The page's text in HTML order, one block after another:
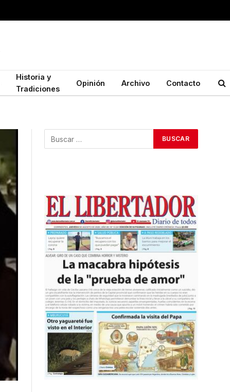
Historia y
Tradiciones
Opinión Archivo Contacto